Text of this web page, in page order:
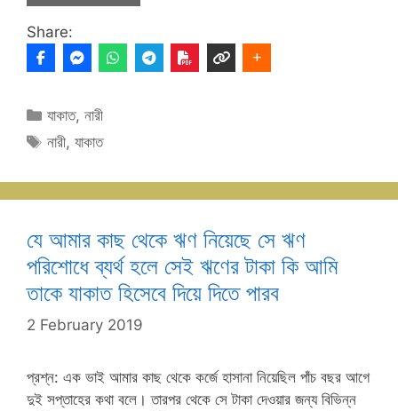
Share:
Categories
যাকাত,নারী
Tags
নারী,যাকাত
যে আমার কাছ থেকে ঋণ নিয়েছে সে ঋণ
পরিশোধে ব্যর্থ হলে সেই ঋণের টাকা কি আমি
তাকে যাকাত হিসেবে দিয়ে দিতে পারব
2 February 2019
প্রশ্ন: এক ভাই আমার কাছ থেকে কর্জে হাসানা নিয়েছিল পাঁচ বছর আগে
দুই সপ্তাহের কথা বলে। তারপর থেকে সে টাকা দেওয়ার জন্য বিভিন্ন